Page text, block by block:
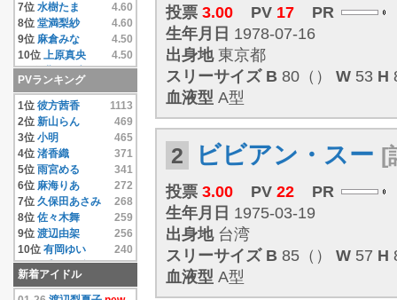
7位 水樹たま
4.60
8位 堂満梨紗
4.60
9位 麻倉みな
4.50
10位 上原真央
4.50
11位豊田果歩
4.50
12位 小池唯
13位彼方茜香
4.40
14位相澤仁美
4.33
15位相沢まき
4.33
16位逢沢りな
4.33
17位相原みぃ
4.33
18位相原美咲
4.33
19位秋元結衣
4.33
20位雨宮める
4.33
21位有岡ゆい
4.33
22位 安藤遥
4.33
23位いいむれまさき
24位生田善子
4.33
PVランキング
1位 彼方茜香
1113
2位 新山らん
469
3位 小明
465
4位 渚香織
371
5位 雨宮める
341
6位 麻海りあ
272
7位 久保田あさみ
268
8位 佐々木舞
259
9位 渡辺由架
256
10位 有岡ゆい
240
11位千原こずえ
237
12位 尾崎ナナ
13位片瀬桃
220
新着アイドル
投票 3.00 PV 17
PR
生年月日 1978-07-16
出身地東京都
スリーサイズ B 80（） W 53 H
血液型 A型
2 ビビアン・スー [
投票 3.00 PV 22
PR
生年月日 1975-03-19
出身地台湾
スリーサイズ B 85（） W 57 H
血液型 A型